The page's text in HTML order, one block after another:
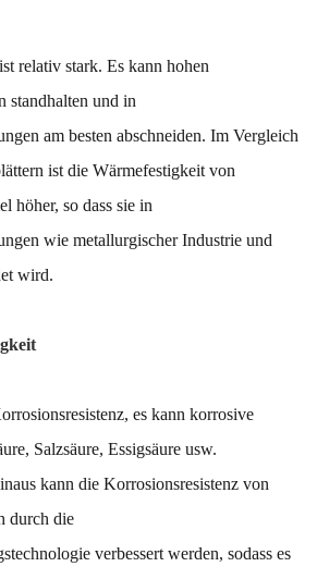
relativ stark. Es kann hohen
standhalten und in
am besten abschneiden. Im Vergleich
ist die Wärmefestigkeit von
höher, so dass sie in
wie metallurgischer Industrie und
wird.
es kann korrosive
Salzsäure, Essigsäure usw.
kann die Korrosionsresistenz von
durch die
verbessert werden, sodass es